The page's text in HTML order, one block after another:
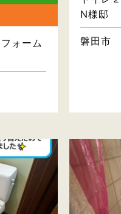
ォーム
N様邸
磐田市